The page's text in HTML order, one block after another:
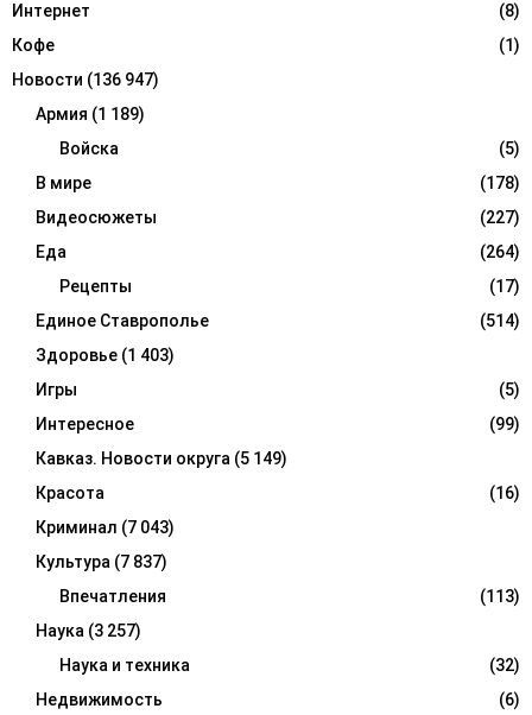
Интернет
(8)
Кофе
(1)
Новости (136 947)
Армия (1 189)
Войска
(5)
В мире
(178)
Видеосюжеты
(227)
Еда
(264)
Рецепты
(17)
Единое Ставрополье
(514)
Здоровье (1 403)
Игры
(5)
Интересное
(99)
Кавказ. Новости округа (5 149)
Красота
(16)
Криминал (7 043)
Культура (7 837)
Впечатления
(113)
Наука (3 257)
Наука и техника
(32)
Недвижимость
(6)